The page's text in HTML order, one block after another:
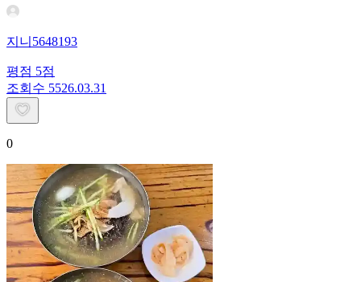
지니5648193
평점 5점
조회수 5526.03.31
0